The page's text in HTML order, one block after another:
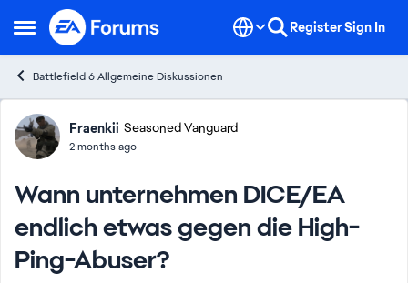
Open Side Menu
Skip to content RegisterSign In
Battlefield 6 Allgemeine Diskussionen
Forum Discussion
Fraenkii Seasoned Vanguard
2 months ago
Wann unternehmen DICE/EA
endlich etwas gegen die High-
Ping-Abuser?